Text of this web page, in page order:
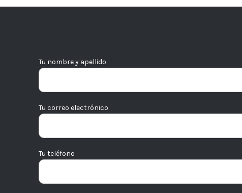
Tu nombre y apellido
Tu correo electrónico
Tu teléfono